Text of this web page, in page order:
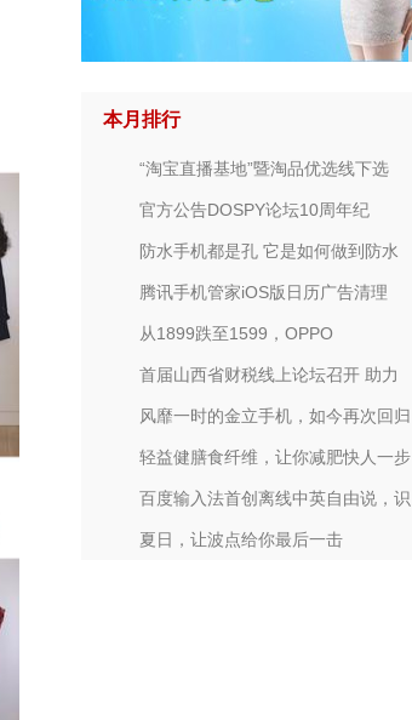
本月排行
“淘宝直播基地”暨淘品优选线下选
官方公告DOSPY论坛10周年纪
防水手机都是孔 它是如何做到防水
腾讯手机管家iOS版日历广告清理
从1899跌至1599，OPPO
首届山西省财税线上论坛召开 助力
风靡一时的金立手机，如今再次回归
轻益健膳食纤维，让你减肥快人一步
百度输入法首创离线中英自由说，识
夏日，让波点给你最后一击